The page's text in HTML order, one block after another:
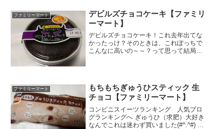
ファミリーマート
デビルズチョコケーキ【ファミリ
ーマート】
デビルズチョコケーキ！これ去年出てな
かったっけ？そのときは、これぽっちで
こんなに高いの～～？って思って結局気
ファミリーマート
もちもちぎゅうひスティック 生
チョコ【ファミリーマート】
コンビニスイーツランキング 人気ブロ
グランキングへ ぎゅうひ（求肥）大好き
なんでこれは迷わず買いました(#^.^#) も